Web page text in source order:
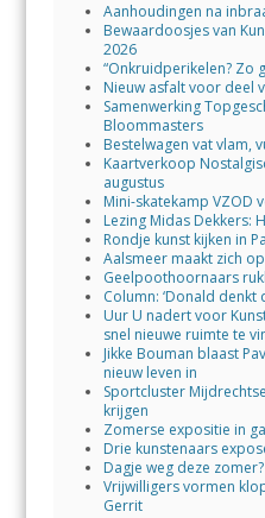
Aanhoudingen na
Bewaardoosjes van
2026
“Onkruidperikelen? Zo
Nieuw asfalt voor deel
Samenwerking
Bloommasters
Bestelwagen vat vlam,
Kaartverkoop
augustus
Mini-skatekamp VZOD
Lezing Midas Dekkers:
Rondje kunst kijken in
Aalsmeer maakt zich
Geelpoothoornaars
Column: ‘Donald denkt
Uur U nadert voor
snel nieuwe ruimte te
Jikke Bouman blaast
nieuw leven in
Sportcluster
krijgen
Zomerse expositie in
Drie kunstenaars
Dagje weg deze
Vrijwilligers vormen
Gerrit